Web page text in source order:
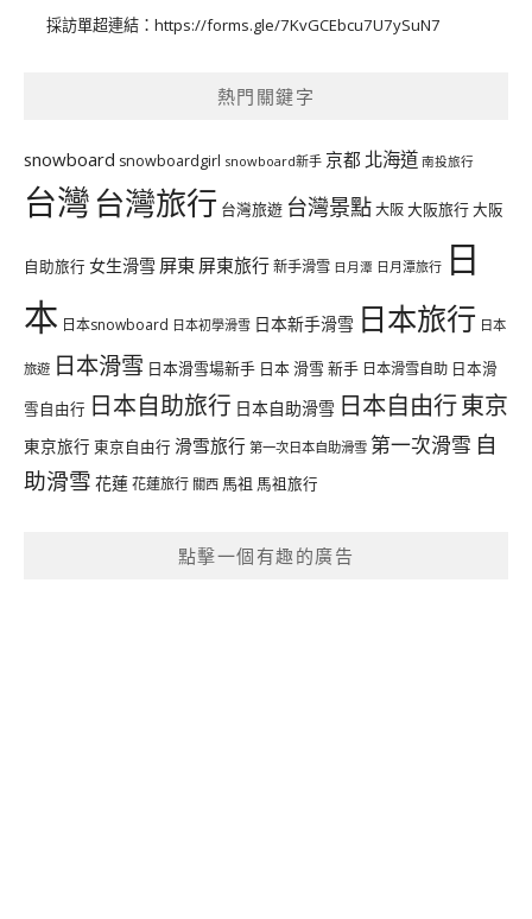
採訪單超連結： https://forms.gle/7KvGCEbcu7U7ySuN7
熱門關鍵字
snowboard snowboardgirl snowboard新手 京都 北海道 南投旅行
台灣台灣旅行 台灣旅遊 台灣景點大阪大阪旅行大阪
自助旅行 女生滑雪 屏東 屏東旅行新手滑雪 日月潭 日月潭旅行 日
本 日本snowboard 日本初學滑雪 日本新手滑雪 日本旅行 日本
旅遊 日本滑雪 日本滑雪場新手 日本 滑雪 新手 日本滑雪自助 日本滑
雪自由行 日本自助旅行 日本自助滑雪 日本自由行東京
東京旅行 東京自由行 滑雪旅行 第一次日本自助滑雪 第一次滑雪 自
助滑雪 花蓮花蓮旅行 關西 馬祖 馬祖旅行
點擊一個有趣的廣告